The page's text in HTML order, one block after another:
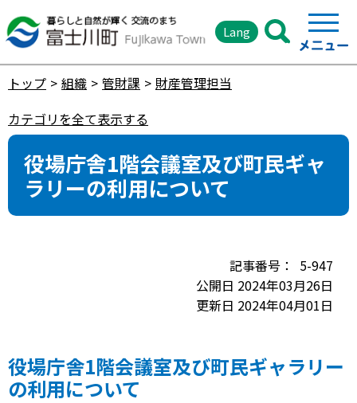
Lang
トップ 組織 管財課
財産管理担当
カテゴリを全て表示する
役場庁舎1階会議室及び町民ギャ
ラリーの利用について
5-947
公開日 2024年03月26日
更新日 2024年04月01日
役場庁舎1階会議室及び町民ギャラリー
の利用について